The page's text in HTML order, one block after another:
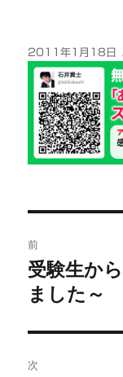
投
稿
2011年1月18日
稿
ナ
ビ
ゲ
前
前
の
稿:
受験生か
ました～
次